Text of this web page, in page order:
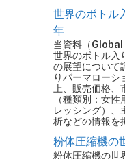
世界のボトル
年
当資料（
世界のボトル入
の展望について
りパーマローシ
上、販売価格
（種類別：女
レッシング）、
析などの情報を
粉体圧縮機の
粉体圧縮機の